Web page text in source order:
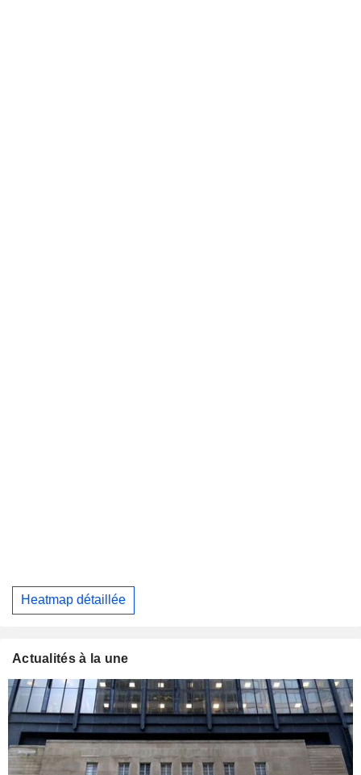
Heatmap détaillée
Actualités à la une